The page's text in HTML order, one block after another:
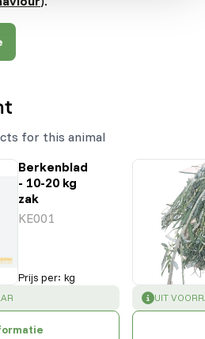
for this animal
Berkenblad
- 10-20 kg
zak
KE001
Prijs per: kg
SUCCESS:
UIT